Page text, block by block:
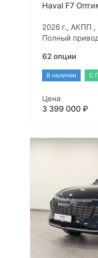
Haval F7
2026 г., АКПП ,
Полный
62 опции
В наличии С
Цена
3 399 000 ₽